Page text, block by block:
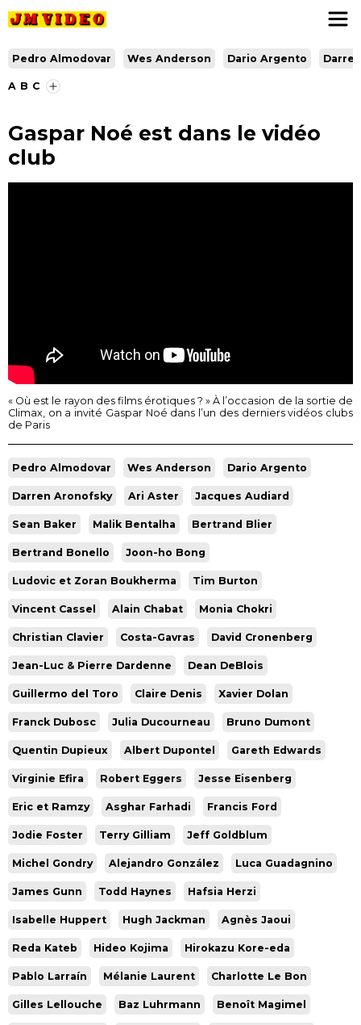
A B C
Pedro Almodovar Wes Anderson Dario Argento
Gaspar Noé est dans le vidéo
club
« Où est le rayon des films érotiques ? » À l’occasion de la sortie de
Climax, on a invité Gaspar Noé dans l’un des derniers vidéos clubs
de Paris
Pedro Almodovar Wes Anderson Dario Argento
Darren Aronofsky Ari Aster Jacques Audiard
Sean Baker Malik Bentalha Bertrand Blier
Bertrand Bonello Joon-ho Bong
Ludovic et Zoran Boukherma Tim Burton
Vincent Cassel Alain Chabat Monia Chokri
Christian Clavier Costa-Gavras David Cronenberg
Jean-Luc & Pierre Dardenne Dean DeBlois
Guillermo del Toro Claire Denis Xavier Dolan
Franck Dubosc Julia Ducourneau Bruno Dumont
Quentin Dupieux Albert Dupontel Gareth Edwards
Virginie Efira Robert Eggers Jesse Eisenberg
Eric et Ramzy Asghar Farhadi Francis Ford
Jodie Foster Terry Gilliam Jeff Goldblum
Michel Gondry Alejandro González Luca Guadagnino
James Gunn Todd Haynes Hafsia Herzi
Isabelle Huppert Hugh Jackman Agnès Jaoui
Reda Kateb Hideo Kojima Hirokazu Kore-eda
Pablo Larraín Mélanie Laurent Charlotte Le Bon
Gilles Lellouche Baz Luhrmann Benoît Magimel